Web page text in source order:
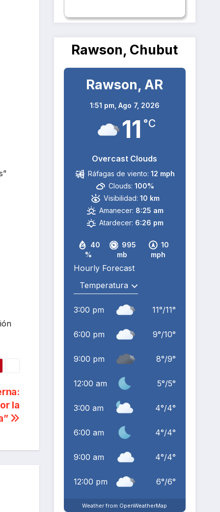
la
Rawson, Chubut
Rawson, AR
1:51 pm, Ago 7, 2026
11 °C
Overcast Clouds
40
%
995
mb
10
mph
Ráfagas de viento: 12 mph
Clouds: 100%
Visibilidad: 10 km
Amanecer: 8:25 am
Atardecer: 6:26 pm
Hourly Forecast
3:00 pm 11°/11°
6:00 pm 9°/10°
9:00 pm 8°/9°
12:00 am 5°/5°
3:00 am 4°/4°
6:00 am 4°/4°
9:00 am 4°/4°
12:00 pm 6°/6°
Weather from OpenWeatherMap